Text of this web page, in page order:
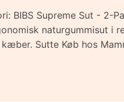
BIBS Supreme Sut - 2-
naturgummisut i
Sutte Køb hos